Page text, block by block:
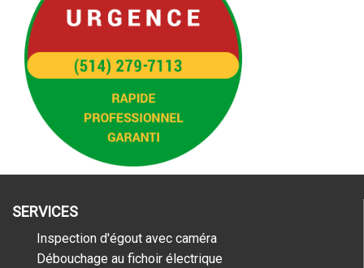
SERVICES
Inspection d'égout avec caméra
Débouchage au fichoir électrique